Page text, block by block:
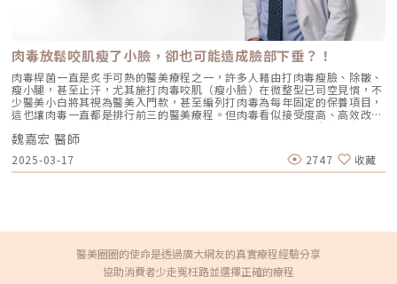
部與骨盆腔力學失調的狀況。常見發生的部位可由上腹部劍突一直往下至恥
骨聯合處，其中又以肚臍周圍及下腹部最爲常見。（圖／安瑟美膚整形外科
診所-吳名倫醫師提供）腹直肌分離原因懷孕由於在懷孕期間腹內壓力變
大，造成腹直肌的間隙（腹白線）被往外推擠，造成筋膜組織張力上升並被
拉撐，時間一久，就會造成筋膜彈性疲乏而無法完全回復至產前的狀態。通
常平均在產後8周內或更久（依人體質），因孕期而分離的腹直肌中央間隔
會回復至產前的狀況，但平均會有超過50%的產後孕婦有不同程度的腹直肌
筋膜分離問題。（圖／安瑟美膚整形外科診所-吳名倫醫師提供）腹部相關
手術例如：剖腹產；剖腹產橫切的刀口，可能造成肌肉組織（豎棘肌群）和
神經（腹壁下動脈 Inferior epigastric artery）的損傷。其它肥胖、筋膜先
天性缺陷、肌肉等因素如何判斷腹直肌分離？除了專科醫師的評估外，也可
以自己初步觀察： 把手放在腹部上有一塊區域凹陷，感覺可把2~３隻手指
放進去 一般腹白線的間隙如果超過2公分（約2指寬），就建議可以先尋求
整形外科醫師的專業諮詢及檢查。（圖／轉載自網路）《點擊看完整文章介
肉毒放鬆咬肌瘦了小臉，卻也可能造成臉部下垂？！
肉毒桿菌一直是炙手可熱的醫美療程之一，許多人藉由打肉毒瘦臉、除皺、
瘦小腿，甚至止汗，尤其施打肉毒咬肌（瘦小臉）在微整型已司空見慣，不
少醫美小白將其視為醫美入門款，甚至編列打肉毒為每年固定的保養項目，
這也讓肉毒一直都是排行前三的醫美療程。但肉毒看似接受度高、高效改
善、無副作用，實際上真的沒有什麼需要特別注意的地方嗎？資深醫學美容
皮膚專科_魏嘉宏醫師表示，以「肉毒咬肌（瘦小臉）」這個項目來說，已
經是各國醫美療程的經典項目，除了其療程施打較為單純，與其他醫美整型
項目比起來，民眾無須擔心冗長的修復期或術前、術後等諸多風險考量，即
可達到修飾臉型的效果。但魏嘉宏醫師也不諱言，這看似安全，無太大風險
國字臉的目的。但魏嘉宏醫師提醒，因施打的位置、方式、肌肉群、個人體
質…等不同原因，許多打完肉毒的民眾會發現一些副作用，例如雙頰變得鬆
垂或左右臉有不對稱、無肌力感等現象發生。施打肉毒咀嚼肌 /咬肌（瘦小
魏嘉宏 醫師
2025-03-17 2747 收藏
醫美圈圈的使命是透過廣大網友的真實療程經驗分享
協助消費者少走冤枉路並選擇正確的療程